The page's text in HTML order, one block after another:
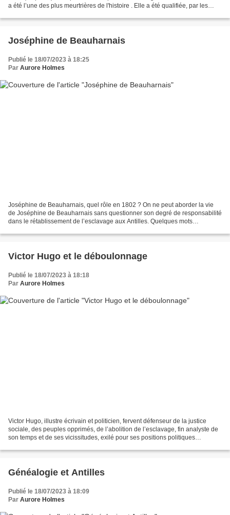
a été l’une des plus meurtrières de l'histoire . Elle a été qualifiée, par les
Joséphine de Beauharnais
Publié le 18/07/2023 à 18:25
Par Aurore Holmes
Joséphine de Beauharnais, quel rôle en 1802 ? On ne peut aborder la vie
de Joséphine de Beauharnais sans questionner son degré de responsabilité
dans le rétablissement de l’esclavage aux Antilles. Quelques mots
Victor Hugo et le déboulonnage
Publié le 18/07/2023 à 18:18
Par Aurore Holmes
Victor Hugo, illustre écrivain et politicien, fervent défenseur de la justice
sociale, des peuples opprimés, de l’abolition de l’esclavage, fin analyste de
son temps et de ses vicissitudes, exilé pour ses positions politiques
Généalogie et Antilles
Publié le 18/07/2023 à 18:09
Par Aurore Holmes